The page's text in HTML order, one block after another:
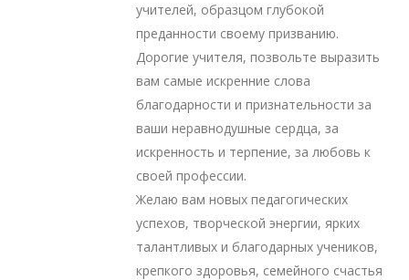
учителей, образцом глубокой
преданности своему призванию.
Дорогие учителя, позвольте выразить
вам самые искренние слова
благодарности и признательности за
ваши неравнодушные сердца, за
искренность и терпение, за любовь к
своей профессии.
Желаю вам новых педагогических
успехов, творческой энергии, ярких
талантливых и благодарных учеников,
крепкого здоровья, семейного счастья